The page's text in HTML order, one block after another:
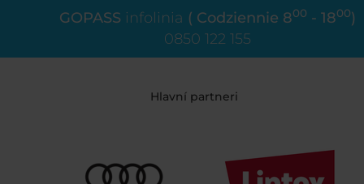
GOPASS infolinia ( Codziennie 800 - 1800)
0850 122 155
Hlavní partneri